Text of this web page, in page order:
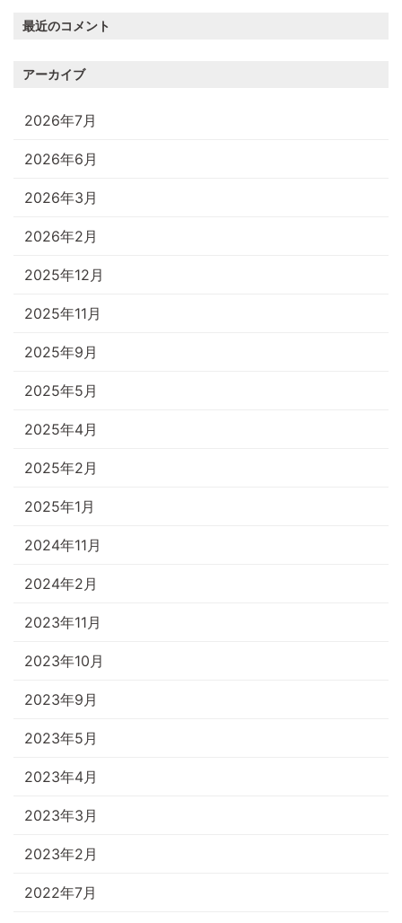
最近のコメント
アーカイブ
2026年7月
2026年6月
2026年3月
2026年2月
2025年12月
2025年11月
2025年9月
2025年5月
2025年4月
2025年2月
2025年1月
2024年11月
2024年2月
2023年11月
2023年10月
2023年9月
2023年5月
2023年4月
2023年3月
2023年2月
2022年7月